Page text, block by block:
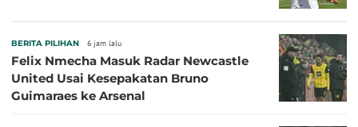
BERITA PILIHAN 6 jam lalu
Felix Nmecha Masuk Radar Newcastle
United Usai Kesepakatan Bruno
Guimaraes ke Arsenal